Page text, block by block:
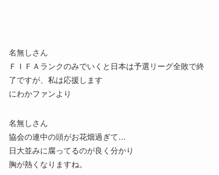
名無しさん
ＦＩＦＡランクのみでいくと日本は予選リーグ全敗で終
了ですが、私は応援します
にわかファンより
名無しさん
協会の連中の頭がお花畑過ぎて…
日大並みに腐ってるのが良く分かり
胸が熱くなりますね。